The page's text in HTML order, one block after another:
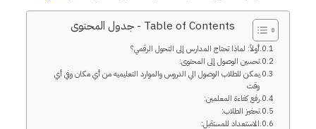
Table of Contents - جدول المحتوى
أولاً: لماذا تحتاج المدارس إلى التحول الرقمي؟
تحسين الوصول إلى المحتوى:
يمكن للطلاب الوصول الي الدروس والموارد التعليميه من أي مكان وفي أي
وقت
رفع كفاءة المعلمين:
تحفيز الطلاب:
الاستعداد للمستقبل: